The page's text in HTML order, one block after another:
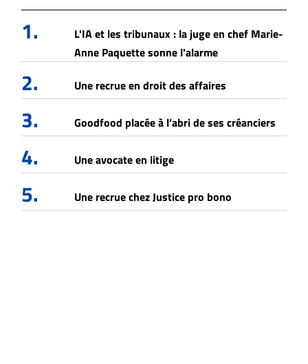
1.
L'IA et les tribunaux : la juge en chef Marie-
Anne Paquette sonne l'alarme
2. Une recrue en droit des affaires
3. Goodfood placée à l’abri de ses créanciers
4. Une avocate en litige
5. Une recrue chez Justice pro bono